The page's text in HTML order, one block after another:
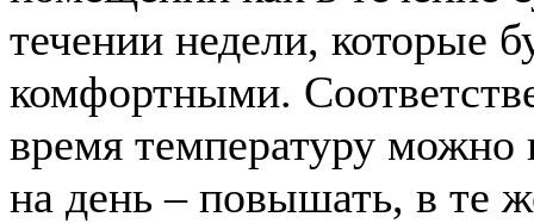
течении недели, которые
комфортными.
время температуру можно
на день – повышать, в те